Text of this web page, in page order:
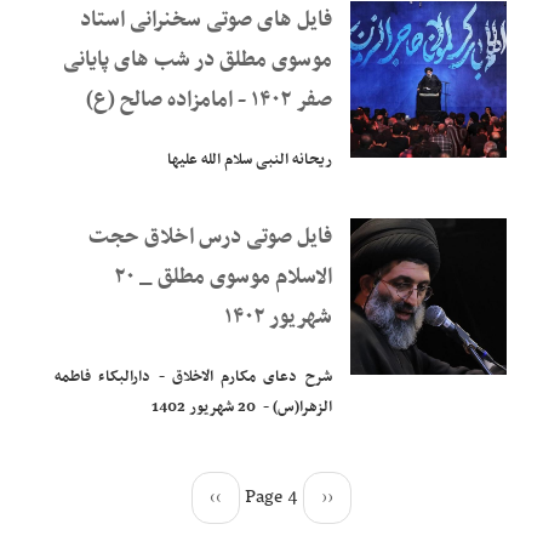
فایل های صوتی سخنرانی استاد
موسوی مطلق در شب های پایانی
صفر ۱۴۰۲ - امامزاده صالح (ع)
ریحانه النبی سلام الله علیها
فایل صوتی درس اخلاق حجت
الاسلام موسوی مطلق _ ۲۰
شهریور ۱۴۰۲
شرح دعای مکارم الاخلاق - دارالبکاء فاطمه